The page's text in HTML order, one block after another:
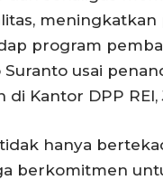
program
Suranto usai
Kantor DPP REI,
tidak hanya
berkomitmen